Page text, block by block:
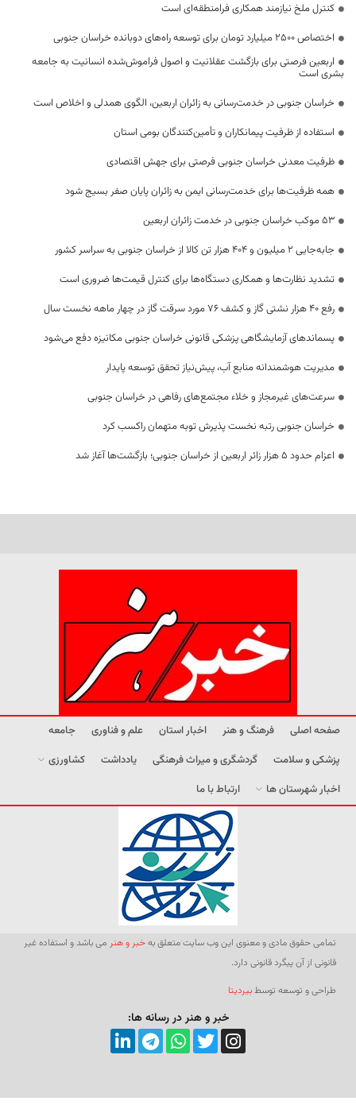
کنترل ملخ نیازمند همکاری فرامنطقه‌ای است
اختصاص 2500 میلیارد تومان برای توسعه راه‌های دوبانده خراسان جنوبی
اربعین فرصتی برای بازگشت عقلانیت و اصول فراموش‌شده انسانیت به جامعه
بشری است
خراسان جنوبی در خدمت‌رسانی به زائران اربعین، الگوی همدلی و اخلاص است
استفاده از ظرفیت پیمانکاران و تأمین‌کنندگان بومی استان
ظرفیت معدنی خراسان جنوبی فرصتی برای جهش اقتصادی
همه ظرفیت‌ها برای خدمت‌رسانی ایمن به زائران پایان صفر بسیج شود
53 موکب خراسان جنوبی در خدمت زائران اربعین
جابه‌جایی 2 میلیون و 404 هزار تن کالا از خراسان جنوبی به سراسر کشور
تشدید نظارت‌ها و همکاری دستگاه‌ها برای کنترل قیمت‌ها ضروری است
رفع 40 هزار نشتی گاز و کشف 76 مورد سرقت گاز در چهار ماهه نخست سال
پسماندهای آزمایشگاهی پزشکی قانونی خراسان جنوبی مکانیزه دفع می‌شود
مدیریت هوشمندانه منابع آب، پیش‌نیاز تحقق توسعه پایدار
سرعت‌های غیرمجاز و خلاء مجتمع‌های رفاهی در خراسان جنوبی
خراسان جنوبی رتبه نخست پذیرش توبه متهمان راکسب کرد
اعزام حدود 5 هزار زائر اربعین از خراسان جنوبی؛ بازگشت‌ها آغاز شد
صفحه اصلی فرهنگ و هنر اخبار استان علم و فناوری
جامعه
پزشکی و سلامت
گردشگری و میراث فرهنگی یادداشت
کشاورزی
اخبار شهرستان ها
ارتباط با ما
تمامی حقوق مادی و معنوی این وب سایت متعلق بهخبر و هنر می باشد و استفاده غیر
قانونی از آن پیگرد قانونی دارد.
طراحی و توسعه توسطبیردیتا
خبر و هنر در رسانه ها: